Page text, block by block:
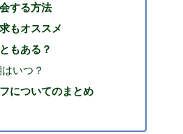
する方法
もオススメ
もある？
いつ？
についてのまとめ